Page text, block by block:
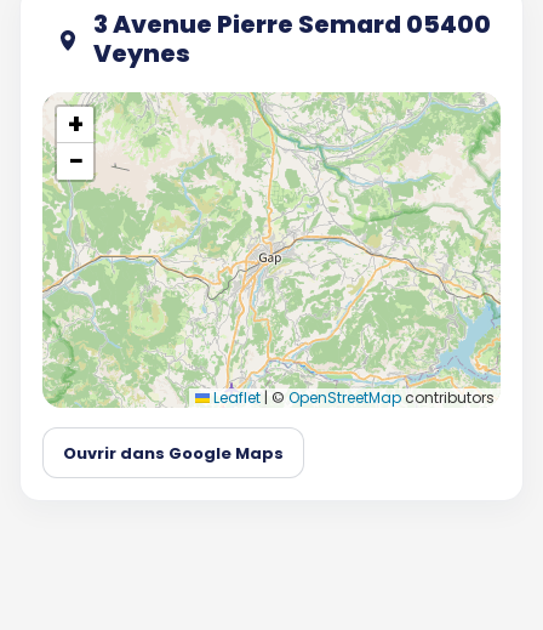
3 Avenue Pierre Semard 05400
Veynes
+
−
Leaflet | © OpenStreetMapcontributors
Ouvrir dans Google Maps